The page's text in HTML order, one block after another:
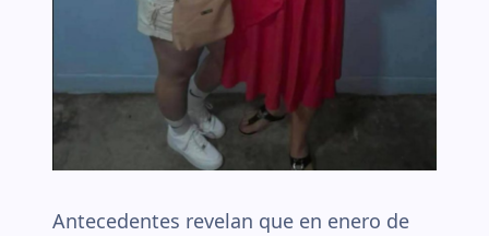
Antecedentes revelan que en enero de